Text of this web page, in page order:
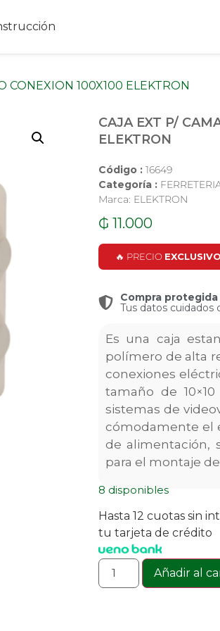
CONEXION 100X100 ELEKTRON
CAJA EXT P/
ELEKTRON
Código : 16649
Categoría :
Marca: ELEKTRON
₲ 11.000
🔥 PRECIO EXCLUSIVO
Compra protegida
Tus datos cuidados
Es una caja
polímero de alta
conexiones
tamaño de
sistemas de
cómodamente el
de alimentación,
para el montaje
8 disponibles
Hasta 12 cuotas sin
tu tarjeta de crédito
Añadir al